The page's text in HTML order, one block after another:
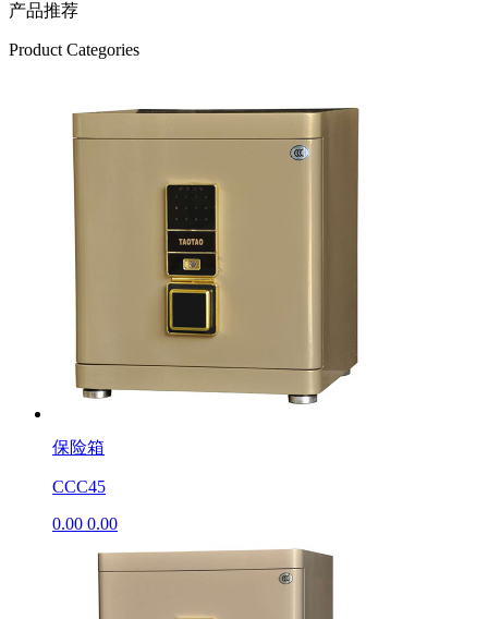
产品推荐
Product Categories
保险箱
CCC45
0.00 0.00